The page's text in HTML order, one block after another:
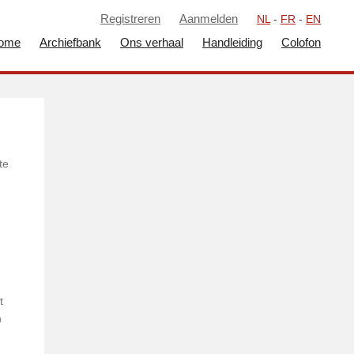
Registreren Aanmelden NL - FR - EN
Archiefbank Ons verhaal Handleiding Colofon